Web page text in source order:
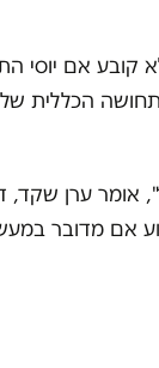
קובע אם יוסי
הכללית
ערן שקד,
אם מדובר